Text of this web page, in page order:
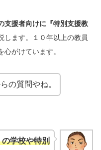
支援者向けに 『特別支援教
します。１０年以上の教員
がけています。
の質問やね。
の学校や特別